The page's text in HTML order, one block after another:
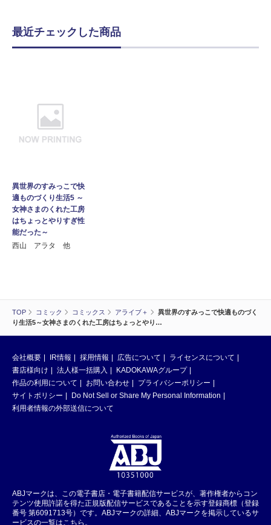
TOP コミック コミックス アライブ＋
異世界のすみっこで快適ものづく
り生活5～女神さまのくれた工房はちょっとやり…
最近チェックした商品
異世界のすみっこで快
適ものづくり生活5 ～
女神さまのくれた工房
はちょっとやりすぎ性
能だった～
西山 アラタ 他
会社概要 IR情報 採用情報 広告について
ライセンスについて
書店様向け
法人様一括購入
KADOKAWAグループ
作品の利用について
お問い合わせ
プライバシーポリシー
サイトポリシー
Do Not Sell or Share My Personal Information
利用者情報の外部送信について
ABJマークは、この電子書店・電子書籍配信サービスが、著作権者からコン
テンツ使用許諾を得た正規版配信サービスであることを示す登録商標（登録
番号 第6091713号）です。ABJマークの詳細、ABJマークを掲示しているサ
ービスの一覧はこちら。